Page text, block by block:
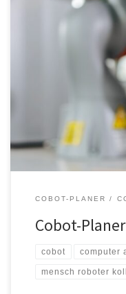
Sichere MRK-
neuen webbasierten
COBOT-PLANER
Cobot-
cobot computer
mensch roboter